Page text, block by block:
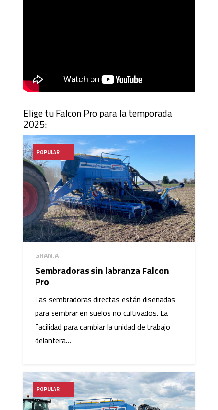
Elige tu Falcon Pro para la temporada
2025:
POPULAR
GRANJA
Sembradoras sin labranza Falcon
Pro
Las sembradoras directas están diseñadas
para sembrar en suelos no cultivados. La
facilidad para cambiar la unidad de trabajo
delantera…
POPULAR